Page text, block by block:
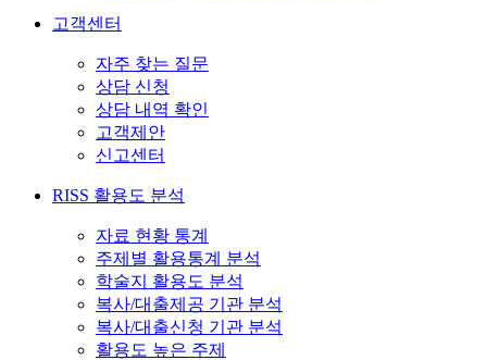
고객센터
자주 찾는 질문
상담 신청
상담 내역 확인
고객제안
신고센터
RISS 활용도 분석
자료 현황 통계
주제별 활용통계 분석
학술지 활용도 분석
복사/대출제공 기관 분석
복사/대출신청 기관 분석
활용도 높은 주제